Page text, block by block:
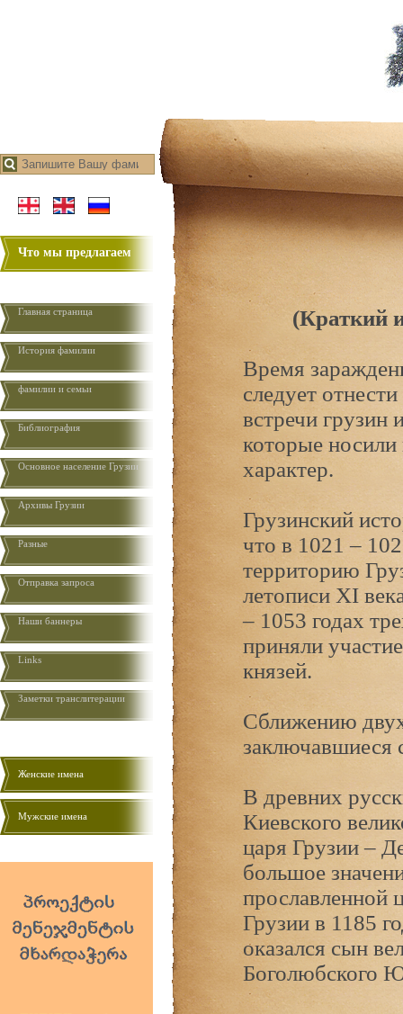
Что мы предлагаем
Главная страница
История фамилии
фамилии и семьи
Библиография
Основное население Грузии
Aрхивы Грузии
Разные
Отправка запроса
Наши баннеры
Links
Заметки транслитерации
Женские имена
Мужские имена
(Краткий
Время
следует
встречи грузин
которые
характер.
Грузинский
что в 1021 –
территорию
летописи XI
– 1053 годах
приняли
князей.
Сближению двух
заключавшиеся
В древних
Киевского
царя Грузии –
большое
прославленной
Грузии в 1185
оказался сын
Боголюбского